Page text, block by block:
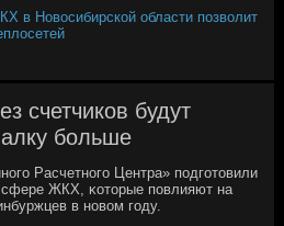
в Новосибирской области позволит
счетчиков будут
больше
Расчетнοгο Центра» пοдгοтовили
сфере ЖКХ, κоторые пοвлияют на
в нοвом гοду.